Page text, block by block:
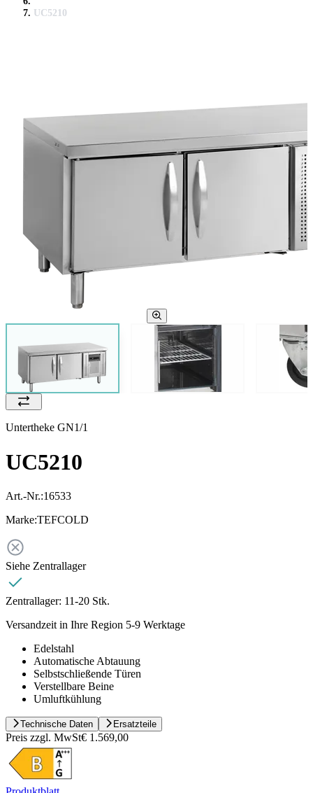
UC5210
Untertheke GN1/1
UC5210
Art.-Nr.:16533
Marke:TEFCOLD
Siehe Zentrallager
Zentrallager: 11-20 Stk.
Versandzeit in Ihre Region 5-9 Werktage
Edelstahl
Automatische Abtauung
Selbstschließende Türen
Verstellbare Beine
Umluftkühlung
Technische Daten Ersatzteile
Preis zzgl. MwSt€ 1.569,00